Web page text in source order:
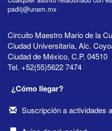
padiij@unam.mx
Circuito Maestro Mario de la
Ciudad Universitaria, Alc.
Ciudad de México, C.P. 04510
Tel. +52(55)5622 7474
¿Cómo llegar?
Suscripción a actividades